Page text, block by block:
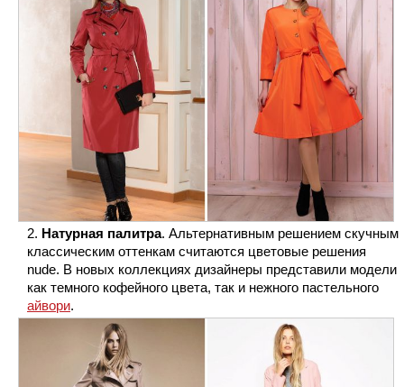
Натурная палитра. Альтернативным решением скучным
классическим оттенкам считаются цветовые решения
nude. В новых коллекциях дизайнеры представили модели
как темного кофейного цвета, так и нежного пастельного
айвори.